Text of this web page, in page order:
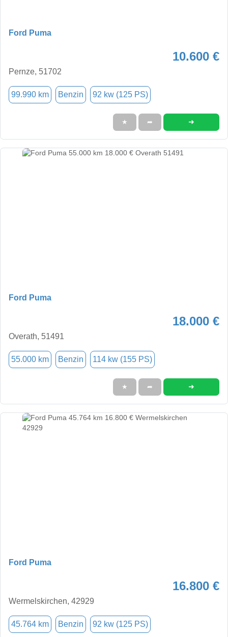
Ford Puma
10.600 €
Pernze, 51702
99.990 km Benzin 92 kw (125 PS)
★ ➦ ➜
Ford Puma
18.000 €
Overath, 51491
55.000 km Benzin 114 kw (155 PS)
★ ➦ ➜
Ford Puma
16.800 €
Wermelskirchen, 42929
45.764 km Benzin 92 kw (125 PS)